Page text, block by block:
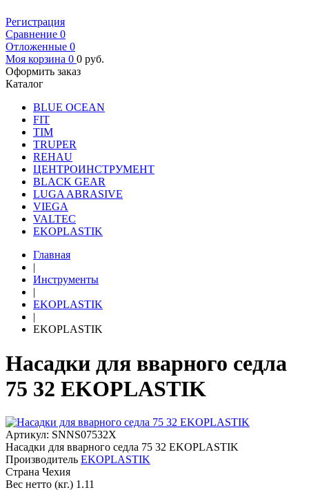
Регистрация
Сравнение 0
Отложенные 0
Моя корзина 0 0 руб.
Оформить заказ
Каталог
BLUE OCEAN
FIT
TIM
TRUPER
REHAU
ЦЕНТРОИНСТРУМЕНТ
BLACK GEAR
LUGA ABRASIVE
VIEGA
VALTEC
EKOPLASTIK
Главная
|
Инструменты
|
EKOPLASTIK
|
EKOPLASTIK
Насадки для вварного седла
75 32 EKOPLASTIK
Артикул: SNNS07532X
Насадки для вварного седла 75 32 EKOPLASTIK
Производитель EKOPLASTIK
Страна Чехия
Вес нетто (кг.) 1.11